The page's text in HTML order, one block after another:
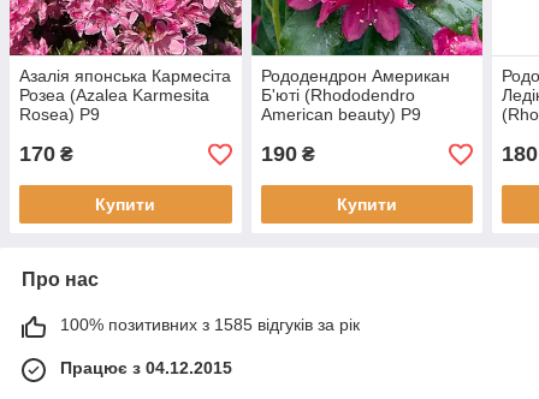
Азалія японська Кармесіта
Розеа (Azalea Karmesita
Rosea) P9
170 ₴
Купити
Рододендрон Американ
Б'юті (Rhododendro
American beauty) Р9
190₴
Купити
180
Про нас
100% позитивних з 1585 відгуків за рік
Працює з 04.12.2015